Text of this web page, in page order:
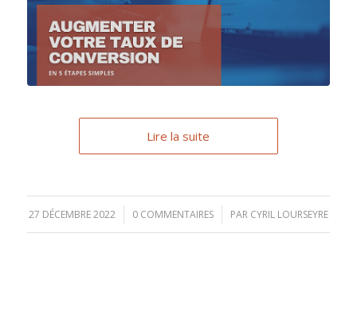
Lire la suite
27 DÉCEMBRE 2022
/ 0 COMMENTAIRES
/ PAR CYRIL LOURSEYRE